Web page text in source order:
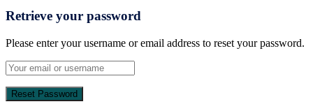
Retrieve your password
Please enter your username or email address to reset your password.